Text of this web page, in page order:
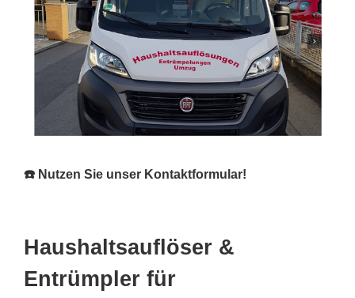
☎️ Nutzen Sie unser Kontaktformular!
Haushaltsauflöser &
Entrümpler für